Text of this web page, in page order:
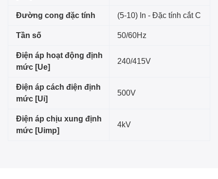
Đường cong đặc tính (5-10) In - Đặc tính cắt C
Tần số 50/60Hz
Điện áp hoạt động định
mức [Ue]
240/415V
Điện áp cách điện định
mức [Ui]
500V
Điện áp chịu xung định
mức [Uimp]
4kV